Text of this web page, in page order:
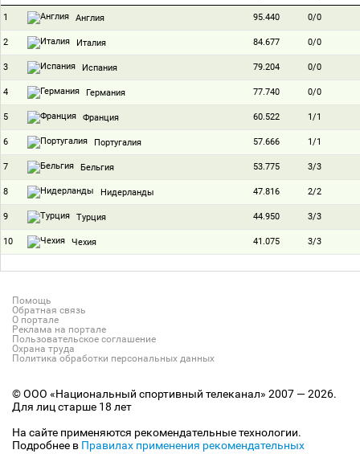
1 Англия 95.440 0/0
2 Италия 84.677 0/0
3 Испания 79.204 0/0
4 Германия 77.740 0/0
5 Франция 60.522 1/1
6 Португалия 57.666 1/1
7 Бельгия 53.775 3/3
8 Нидерланды 47.816 2/2
9 Турция 44.950 3/3
10 Чехия 41.075 3/3
Помощь
Обратная связь
О портале
Реклама на портале
Пользовательское соглашение
Охрана труда
Политика обработки персональных данных
© ООО «Национальный спортивный телеканал» 2007 — 2026.
Для лиц старше 18 лет
На сайте применяются рекомендательные технологии.
Подробнее в Правилах применения рекомендательных